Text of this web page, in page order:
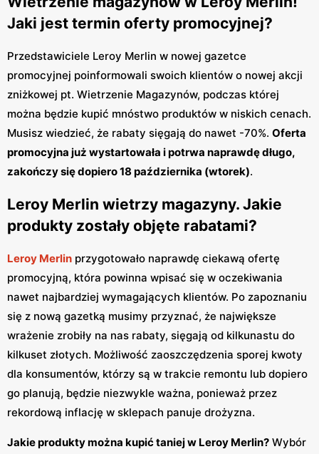
Jaki jest termin oferty promocyjnej?
Przedstawiciele Leroy Merlin w nowej gazetce
promocyjnej poinformowali swoich klientów o nowej akcji
zniżkowej pt. Wietrzenie Magazynów, podczas której
można będzie kupić mnóstwo produktów w niskich cenach.
Musisz wiedzieć, że rabaty sięgają do nawet -70%. Oferta
promocyjna już wystartowała i potrwa naprawdę długo,
zakończy się dopiero 18 października (wtorek).
Leroy Merlin wietrzy magazyny. Jakie
produkty zostały objęte rabatami?
Leroy Merlin przygotowało naprawdę ciekawą ofertę
promocyjną, która powinna wpisać się w oczekiwania
nawet najbardziej wymagających klientów. Po zapoznaniu
się z nową gazetką musimy przyznać, że największe
wrażenie zrobiły na nas rabaty, sięgają od kilkunastu do
kilkuset złotych. Możliwość zaoszczędzenia sporej kwoty
dla konsumentów, którzy są w trakcie remontu lub dopiero
go planują, będzie niezwykle ważna, ponieważ przez
rekordową inflację w sklepach panuje drożyzna.
Jakie produkty można kupić taniej w Leroy Merlin? Wybór